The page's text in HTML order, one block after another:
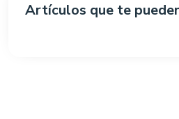
Artículos que te